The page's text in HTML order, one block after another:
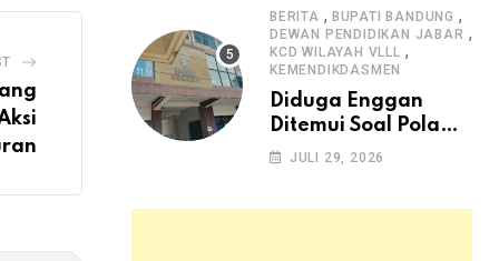
Pangan Hewani dan
Nabati
BERITA , BUPATI BANDUNG ,
DEWAN PENDIDIKAN JABAR ,
KCD WILAYAH VLLL ,
KEMENDIKDASMEN
Diduga Enggan
Ditemui Soal Pola
SPMB, Kepsek SMAN
JULI 29, 2026